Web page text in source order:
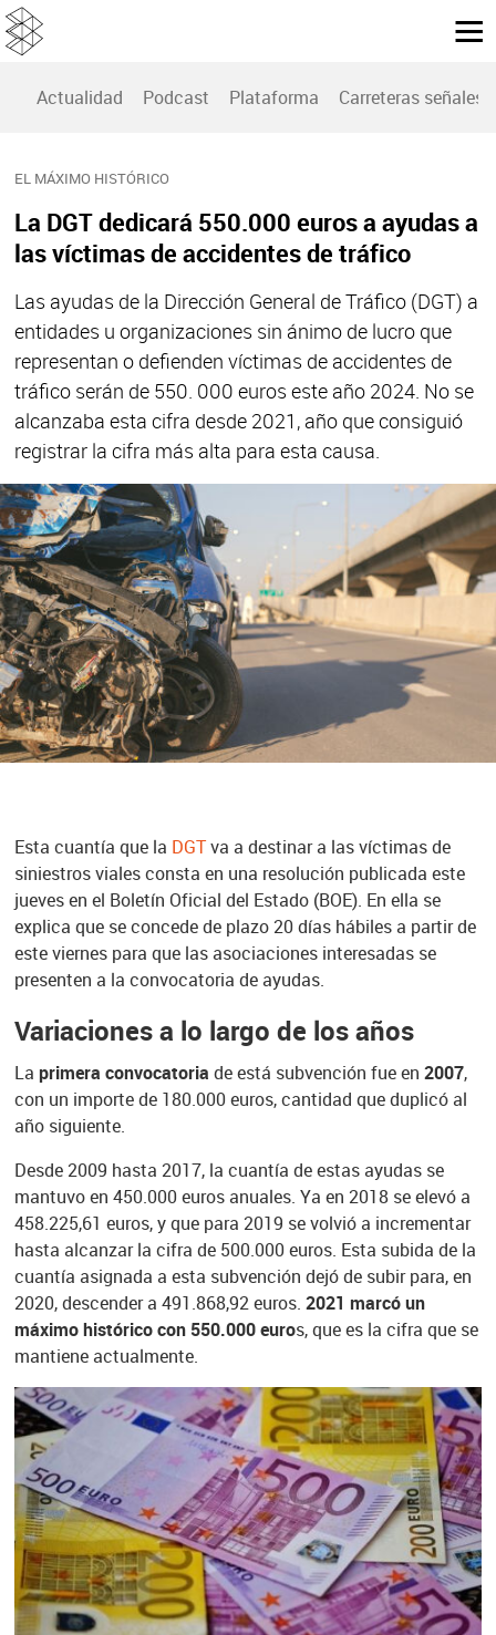
Actualidad Podcast Plataforma Carreteras señales
EL MÁXIMO HISTÓRICO
La DGT dedicará 550.000 euros a ayudas a
las víctimas de accidentes de tráfico
Las ayudas de la Dirección General de Tráfico (DGT) a
entidades u organizaciones sin ánimo de lucro que
representan o defienden víctimas de accidentes de
tráfico serán de 550. 000 euros este año 2024. No se
alcanzaba esta cifra desde 2021, año que consiguió
registrar la cifra más alta para esta causa.
Esta cuantía que la DGTva a destinar a las víctimas de
siniestros viales consta en una resolución publicada este
jueves en el Boletín Oficial del Estado (BOE). En ella se
explica que se concede de plazo 20 días hábiles a partir de
este viernes para que las asociaciones interesadas se
presenten a la convocatoria de ayudas.
Variaciones a lo largo de los años
La primera convocatoria de está subvención fue en 2007,
con un importe de 180.000 euros, cantidad que duplicó al
año siguiente.
Desde 2009 hasta 2017, la cuantía de estas ayudas se
mantuvo en 450.000 euros anuales. Ya en 2018 se elevó a
458.225,61 euros, y que para 2019 se volvió a incrementar
hasta alcanzar la cifra de 500.000 euros. Esta subida de la
cuantía asignada a esta subvención dejó de subir para, en
2020, descender a 491.868,92 euros. 2021 marcó un
máximo histórico con 550.000 euros, que es la cifra que se
mantiene actualmente.